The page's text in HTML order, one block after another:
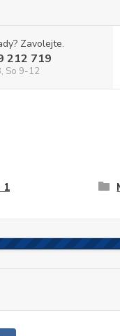
Zavolejte.
212 719
So 9-12
1